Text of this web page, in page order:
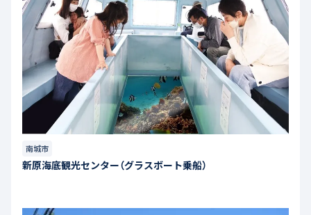
南城市
新原海底観光センター（グラスボート乗船）